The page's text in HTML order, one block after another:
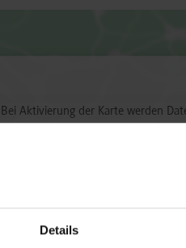
Details
Bei Aktivierung der Karte werden
Dauerhaft aktivieren